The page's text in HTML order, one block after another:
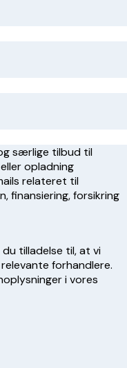
særlige tilbud til
opladning
relateret til
finansiering, forsikring
tilladelse til, at vi
forhandlere.
i vores